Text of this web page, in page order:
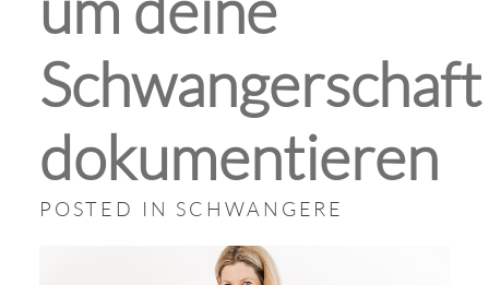
dokumentieren
POSTED IN SCHWANGERE